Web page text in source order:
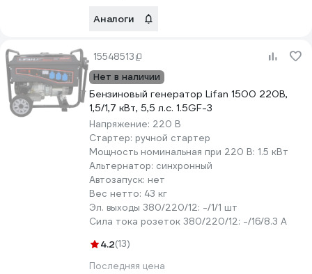
Аналоги
15548513
Нет в наличии
Бензиновый генератор Lifan 1500 220В,
1,5/1,7 кВт, 5,5 л.с. 1.5GF-3
Напряжение: 220 В
Стартер: ручной стартер
Мощность номинальная при 220 В: 1.5 кВт
Альтернатор: синхронный
Автозапуск: нет
Вес нетто: 43 кг
Эл. выходы 380/220/12: -/1/1 шт
Сила тока розеток 380/220/12: -/16/8.3 А
4.2(13)
Последняя цена